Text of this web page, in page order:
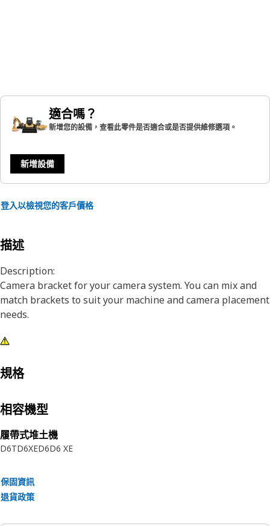
適合嗎？
新增您的設備，查看此零件是否適合或是否提供維修選項。
新增設備
登入以檢視您的客戶價格
描述
Description:
Camera bracket for your camera system. You can mix and
match brackets to suit your machine and camera placement
needs.
規格
相容機型
履帶式堆土機
D6TD6XED6D6 XE
保固資訊
退貨政策